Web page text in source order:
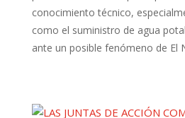
conocimiento técnico,
como el suministro de agua
ante un posible fenómeno de El